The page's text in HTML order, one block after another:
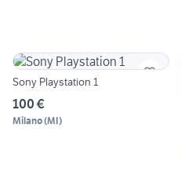
Sony Playstation 1
100 €
Milano(MI)